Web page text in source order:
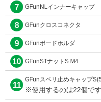
7 GFunNLインナーキャップ
8 GFunクロスコネクタ
9 GFunボードホルダ
10 GFunSTナットS M4
11
GFunスベリ止めキャップ
※使用するのは22個です